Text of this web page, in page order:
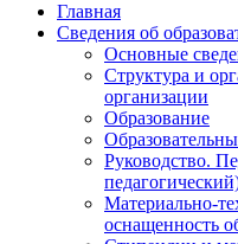
Главная
Сведения об
Основные
Структура и
организации
Образование
Руководство.
Материально-
оснащенность